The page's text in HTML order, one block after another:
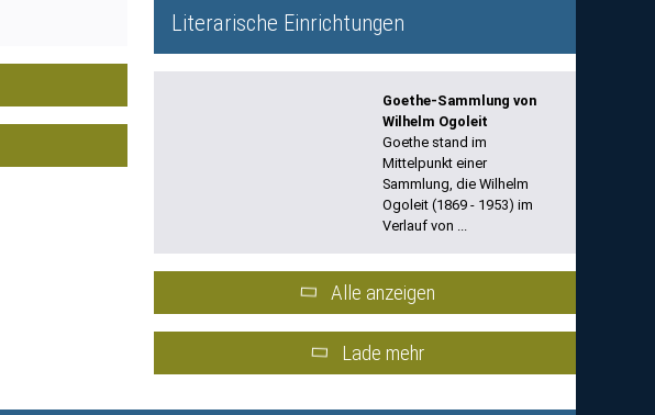
Literarische Einrichtungen
Goethe-Sammlung von
Wilhelm Ogoleit
Goethe stand im
Mittelpunkt einer
Sammlung, die Wilhelm
Ogoleit (1869 - 1953) im
Verlauf von ...
Alle anzeigen
Lade mehr